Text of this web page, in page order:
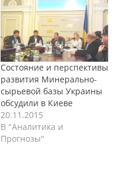
Состояние и перспективы
развития Минерально-
сырьевой базы Украины
обсудили в Киеве
20.11.2015
В "Аналитика и
Прогнозы"